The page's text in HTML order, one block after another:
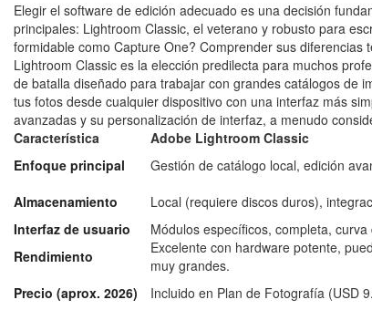
Elegir el software de edición adecuado es una decisión
principales: Lightroom Classic, el veterano y robusto para
formidable como Capture One? Comprender sus
Lightroom Classic es la elección predilecta para muchos
de batalla diseñado para trabajar con grandes catálogos de
tus fotos desde cualquier dispositivo con una interfaz más
avanzadas y su personalización de interfaz, a menudo
Característica
Adobe Lightroom Classic
Enfoque principal
Gestión de catálogo local, edición
Almacenamiento
Local (requiere discos duros),
Interfaz de usuario
Módulos específicos, completa,
Rendimiento
Excelente con hardware potente,
muy grandes.
Precio (aprox. 2026)
Incluido en Plan de Fotografía (USD